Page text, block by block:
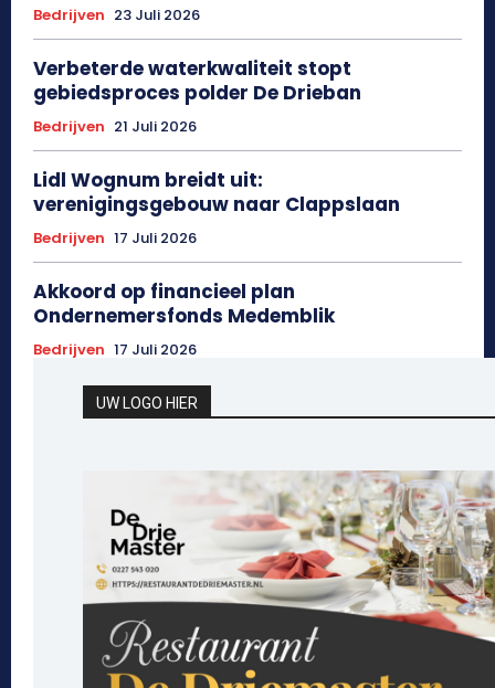
Bedrijven 23 Juli 2026
Verbeterde waterkwaliteit stopt
gebiedsproces polder De Drieban
Bedrijven 21 Juli 2026
Lidl Wognum breidt uit:
verenigingsgebouw naar Clappslaan
Bedrijven 17 Juli 2026
Akkoord op financieel plan
Ondernemersfonds Medemblik
Bedrijven 17 Juli 2026
UW LOGO HIER